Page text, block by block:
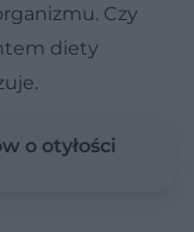
Czy
diety
o otyłości